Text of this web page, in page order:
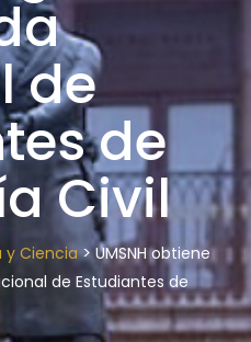
de
de
Civil
y Ciencia>UMSNH obtiene
de Estudiantes de